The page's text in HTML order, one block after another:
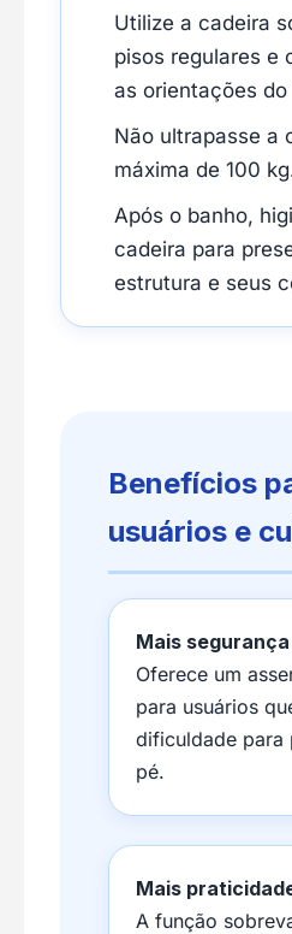
Utilize a cadeira
pisos regulares e
as orientações
Não ultrapasse a
máxima de 100
Após o banho,
cadeira para
estrutura e seus
Benefícios
usuários e
Mais
Oferece um
para usuários
dificuldade para
pé.
Mais
A função